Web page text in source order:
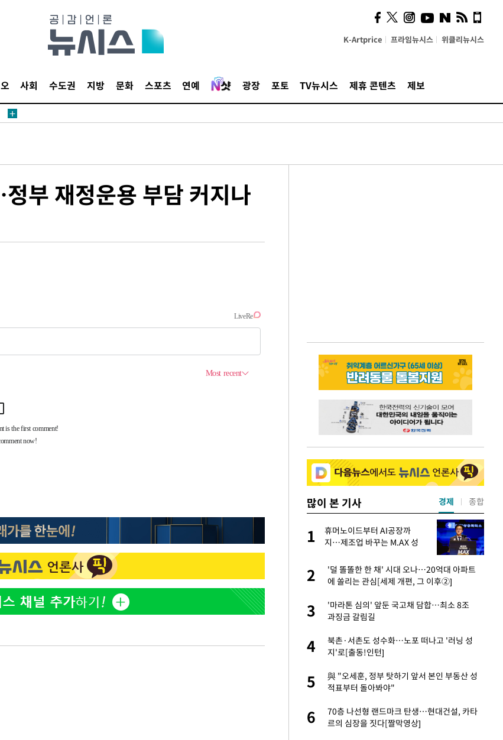
K-Artprice 프라임뉴시스 위클리뉴시스
사회 수도권 지방 문화 스포츠 연예 광장 포토 TV뉴시스 제휴 콘텐츠 제보
부 재정운용 부담 커지나
많이 본 기사
"창 3개 띄워도 답답함 없
네"…'폴드8 울트라', 일주일
써보니
2
학 뒤집는 것"
3
'폭염 휴식기' 프로야구 10개 구단, 훈련·휴
식 병행…"야외 훈련 해도 안전 최우선"
4
1
휴머노이드부터 AI공장까
지…제조업 바꾸는 M.AX 성
2
'덜 똘똘한 한 채' 시대 오나…20억대 아파트
에 쏠리는 관심[세제 개편, 그 이후②]
3
'마라톤 심의' 앞둔 국고채 담합…최소 8조
과징금 갈림길
4
북촌·서촌도 성수화…노포 떠나고 '러닝 성
지'로[출동!인턴]
5
與 "오세훈, 정부 탓하기 앞서 본인 부동산 성
적표부터 돌아봐야"
6
70층 나선형 랜드마크 탄생…현대건설, 카타
르의 심장을 짓다[짤막영상]
경제 종합